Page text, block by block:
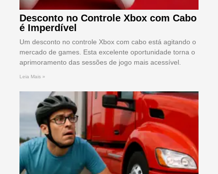
Desconto no Controle Xbox com Cabo
é Imperdível
Um desconto no controle Xbox com cabo está agitando o
mercado de games. Esta excelente oportunidade torna o
aprimoramento das sessões de jogo mais acessível.
Leia Mais »